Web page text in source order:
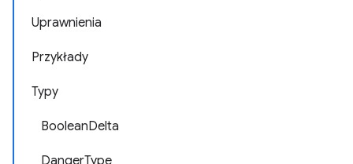
Uprawnienia
Przykłady
Typy
BooleanDelta
DangerType